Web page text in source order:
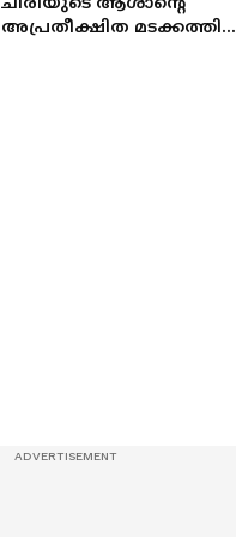
അപ്രതീക്ഷിത മടക്കത്തിൽ